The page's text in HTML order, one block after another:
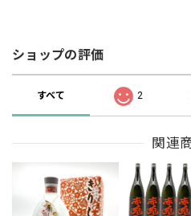
ショップの評価
すべて 2
関連